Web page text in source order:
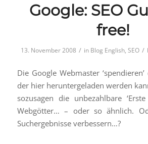
Google: SEO
free!
13. November 2008 / in Blog English,SEO /
Die Google Webmaster ‘spendieren’
der hier heruntergeladen werden
sozusagen die unbezahlbare
Webgötter… – oder so ähnlich.
Suchergebnisse verbessern…?